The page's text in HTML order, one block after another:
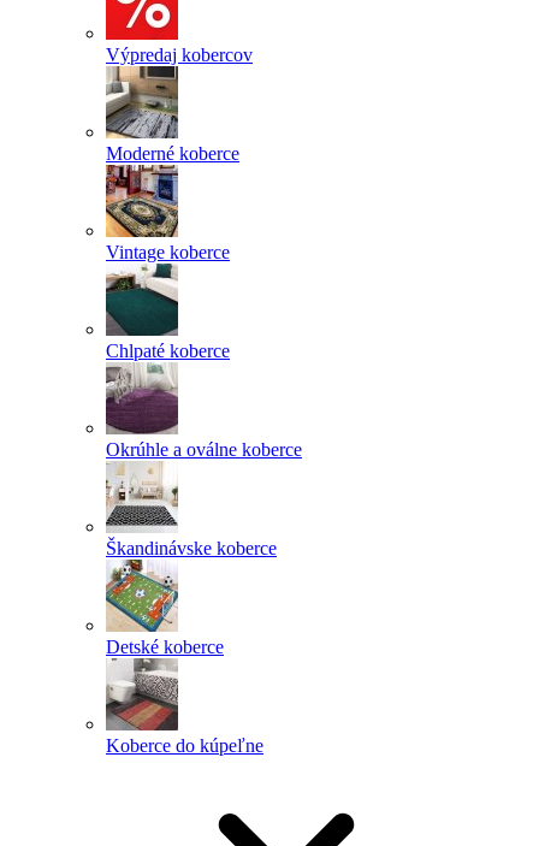
Výpredaj kobercov
Moderné koberce
Vintage koberce
Chlpaté koberce
Okrúhle a oválne koberce
Škandinávske koberce
Detské koberce
Koberce do kúpeľne